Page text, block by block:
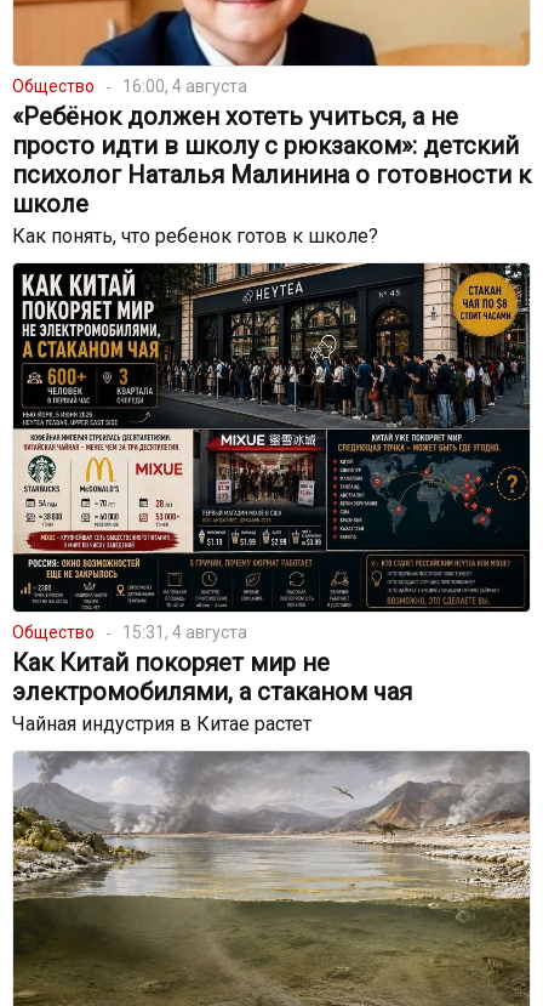
Общество 16:00, 4 августа
«Ребёнок должен хотеть учиться, а не
просто идти в школу с рюкзаком»: детский
психолог Наталья Малинина о готовности к
школе
Как понять, что ребенок готов к школе?
Общество 15:31, 4 августа
Как Китай покоряет мир не
электромобилями, а стаканом чая
Чайная индустрия в Китае растет